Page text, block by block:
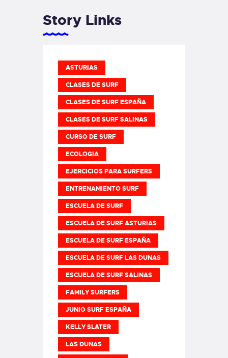
Story Links
ASTURIAS
CLASES DE SURF
CLASES DE SURF ESPAÑA
CLASES DE SURF SALINAS
CURSO DE SURF
ECOLOGIA
EJERCICIOS PARA SURFERS
ENTRENAMIENTO SURF
ESCUELA DE SURF
ESCUELA DE SURF ASTURIAS
ESCUELA DE SURF ESPAÑA
ESCUELA DE SURF LAS DUNAS
ESCUELA DE SURF SALINAS
FAMILY SURFERS
JUNIO SURF ESPAÑA
KELLY SLATER
LAS DUNAS